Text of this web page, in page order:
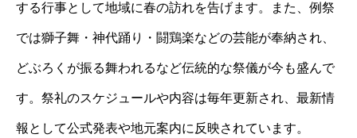
する行事として地域に春の訪れを告げます。また、例祭
では獅子舞・神代踊り・闘鶏楽などの芸能が奉納され、
どぶろくが振る舞われるなど伝統的な祭儀が今も盛んで
す。祭礼のスケジュールや内容は毎年更新され、最新情
報として公式発表や地元案内に反映されています。